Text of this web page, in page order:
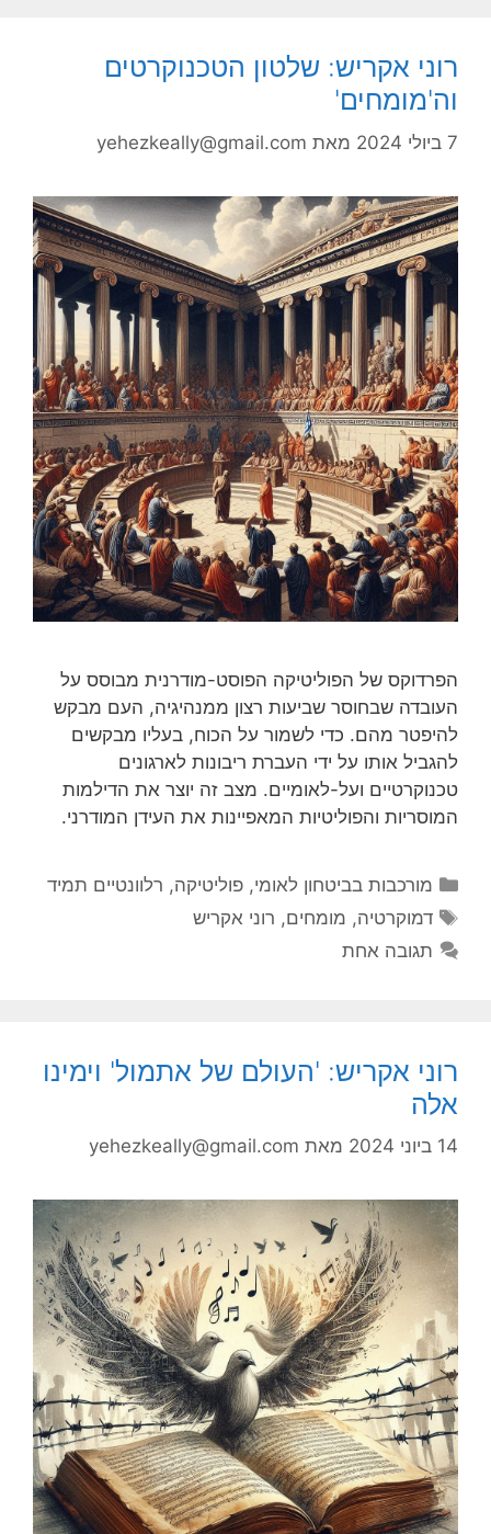
רוני אקריש: שלטון הטכנוקרטים
וה'מומחים'
7 ביולי 2024 מאת yehezkeally@gmail.com
הפרדוקס של הפוליטיקה הפוסט-מודרנית מבוסס על
העובדה שבחוסר שביעות רצון ממנהיגיה, העם מבקש
להיפטר מהם. כדי לשמור על הכוח, בעליו מבקשים
להגביל אותו על ידי העברת ריבונות לארגונים
טכנוקרטיים ועל-לאומיים. מצב זה יוצר את הדילמות
המוסריות והפוליטיות המאפיינות את העידן המודרני.
קטגוריות
מורכבות בביטחון לאומי,פוליטיקה, רלוונטיים תמיד
תגיות
דמוקרטיה, מומחים, רוני אקריש
תגובה אחת
רוני אקריש: 'העולם של אתמול' וימינו
אלה
14 ביוני 2024 מאת yehezkeally@gmail.com